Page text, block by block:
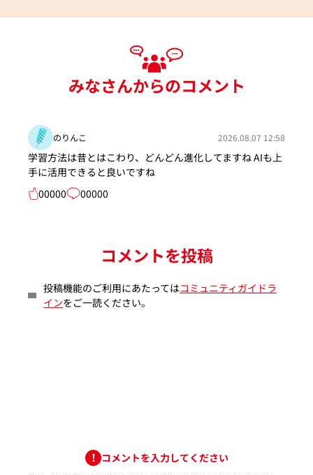
みなさんからのコメント
のりんこ 2026.08.07 12:58
学習方法は昔とはこわり、どんどん進化してますね AIも上
手に活用できると良いですね
00000
00000
コメントを投稿
投稿機能のご利用にあたってはコミュニティガイドラ
インをご一読ください。
コメントを入力してください